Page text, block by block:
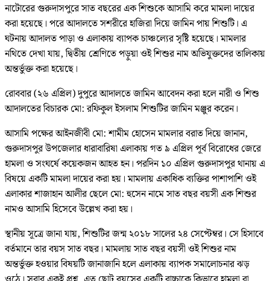
নাটোরের গুরুদাসপুরে সাত বছরের এক শিশুকে আসামি করে মামলা দায়ের
করা হয়েছে। পরে আদালতে সশরীরে হাজিরা দিয়ে জামিন পায় শিশুটি। এ
ঘটনায় আদালত পাড়া ও এলাকায় ব্যাপক চাঞ্চল্যের সৃষ্টি হয়েছে। মামলার
নথিতে দেখা যায়, দ্বিতীয় শ্রেণিতে পড়ুয়া ওই শিশুর নাম অভিযুক্তদের তালিকায়
অন্তর্ভুক্ত করা হয়েছে।
রোববার (২৬ এপ্রিল) দুপুরে আদালতে জামিন আবেদন করা হলে নারী ও শিশু
আদালতের বিচারক মো: রফিকুল ইসলাম শিশুটির জামিন মঞ্জুর করেন।
আসামি পক্ষের আইনজীবী মো: শামীম হোসেন মামলার বরাত দিয়ে জানান,
গুরুদাসপুর উপজেলার ধারাবারিষা এলাকায় গত ৯ এপ্রিল পূর্ব বিরোধের জেরে
হামলা ও সংঘর্ষে কয়েকজন আহত হন। পরদিন ১০ এপ্রিল গুরুদাসপুর থানায় এ
বিষয়ে একটি মামলা দায়ের করা হয়। মামলায় একাধিক ব্যক্তির পাশাপাশি ওই
এলাকার শাজাহান আলীর ছেলে মো: হুসেন নামে সাত বছর বয়সী এক শিশুর
নামও আসামি হিসেবে উল্লেখ করা হয়।
স্থানীয় সূত্রে জানা যায়, শিশুটির জন্ম ২০১৮ সালের ২৪ সেপ্টেম্বর। সে হিসাবে
বর্তমানে তার বয়স সাত বছর। মামলায় সাত বছর বয়সী ওই শিশুর নাম
অন্তর্ভুক্ত হওয়ার বিষয়টি জানাজানি হলে এলাকায় ব্যাপক সমালোচনার ঝড়